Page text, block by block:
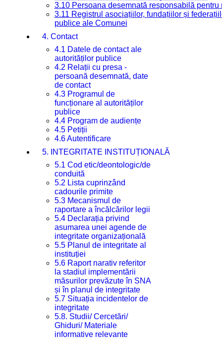
3.10 Persoana desemnată responsabilă
3.11 Registrul asociațiilor, fundațiilor și
publice ale Comunei
4. Contact
4.1 Datele de contact ale
autorităților publice
4.2 Relații cu presa -
persoană desemnată, date
de contact
4.3 Programul de
funcționare al autorităților
publice
4.4 Program de audiențe
4.5 Petiții
4.6 Autentificare
5. INTEGRITATE INSTITUȚIONALĂ
5.1 Cod etic/deontologic/de
conduită
5.2 Lista cuprinzând
cadourile primite
5.3 Mecanismul de
raportare a încălcărilor legii
5.4 Declarația privind
asumarea unei agende de
integritate organizațională
5.5 Planul de integritate al
instituției
5.6 Raport narativ referitor
la stadiul implementării
măsurilor prevăzute în SNA
și în planul de integritate
5.7 Situația incidentelor de
integritate
5.8. Studii/ Cercetări/
Ghiduri/ Materiale
informative relevante